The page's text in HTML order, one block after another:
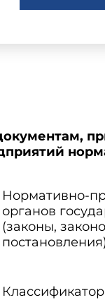
Нормативно-
органов
(законы,
постановления)